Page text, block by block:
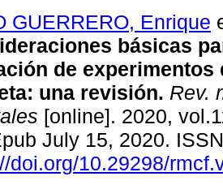
GUERRERO, Enrique
básicas
de experimentos
una revisión. Rev.
[online]. 2020,
July 15, 2020.
doi.org/10.29298/